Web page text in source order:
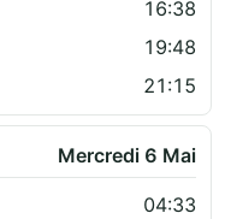
16:38
19:48
21:15
Mercredi 6 Mai
04:33